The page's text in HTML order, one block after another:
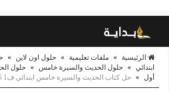
الرئيسية » ملفات تعليمية » حلول اون لاين »
ابتدائي » حلول الحديث والسيرة خامس » حلول
أول » حل كتاب الحديث والسيرة خامس ابتدائي ف1 1445